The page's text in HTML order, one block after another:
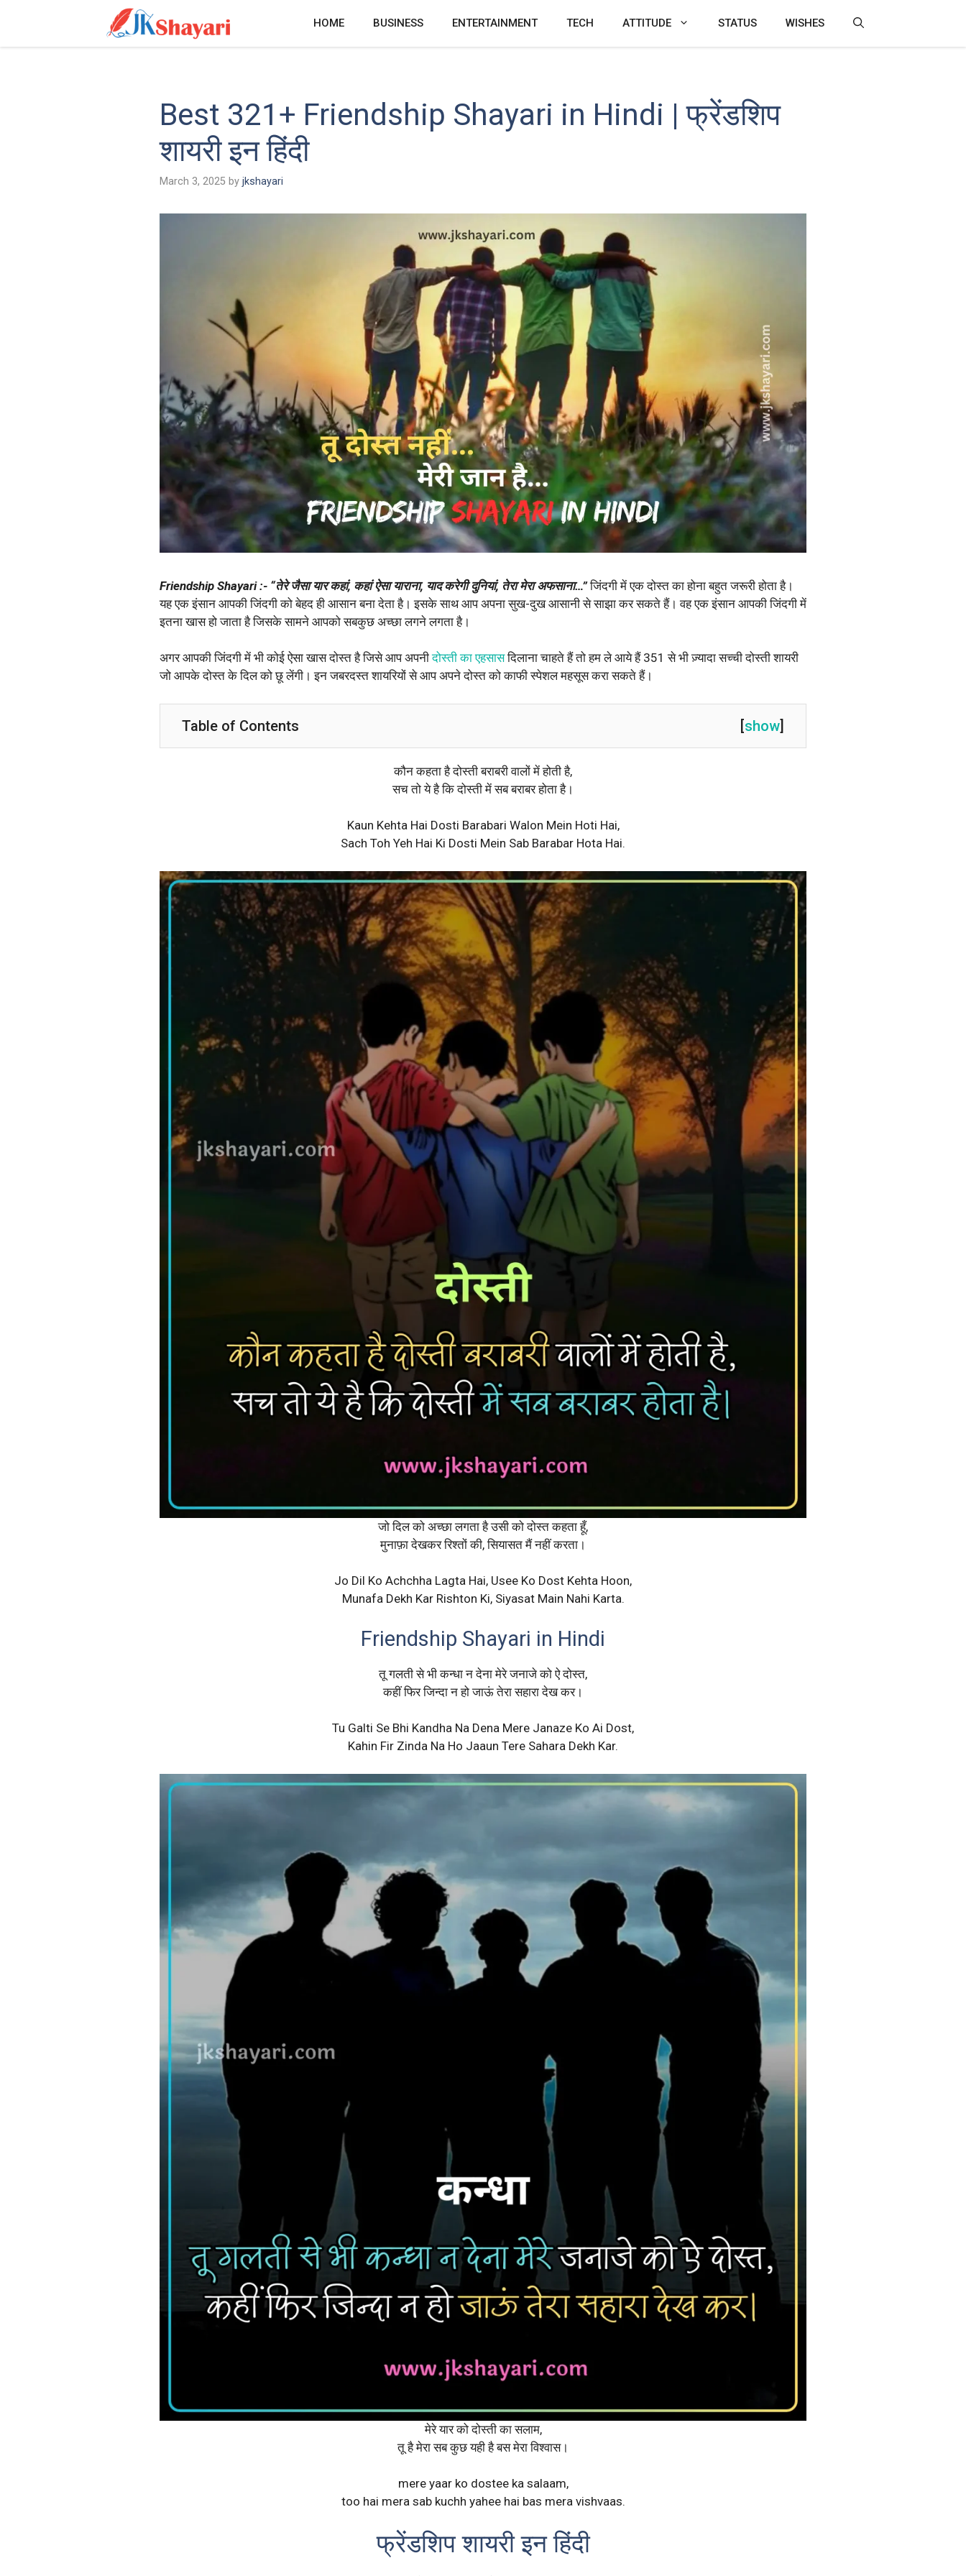
content
HOME BUSINESS ENTERTAINMENT TECH ATTITUDE STATUS WISHES
Best 321+ Friendship Shayari in Hindi | फ्रेंडशिप
शायरी इन हिंदी
March 3, 2025 by jkshayari
Friendship Shayari :- “तेरे जैसा यार कहां, कहां ऐसा याराना, याद करेगी दुनियां, तेरा मेरा अफसाना…”जिंदगी में एक दोस्त का होना बहुत जरूरी होता है।
यह एक इंसान आपकी जिंदगी को बेहद ही आसान बना देता है। इसके साथ आप अपना सुख-दुख आसानी से साझा कर सकते हैं। वह एक इंसान आपकी जिंदगी में
इतना खास हो जाता है जिसके सामने आपको सबकुछ अच्छा लगने लगता है।
अगर आपकी जिंदगी में भी कोई ऐसा खास दोस्त है जिसे आप अपनीदोस्ती का एहसासदिलाना चाहते हैं तो हम ले आये हैं 351 से भी ज़्यादा सच्ची दोस्ती शायरी
जो आपके दोस्त के दिल को छू लेंगी। इन जबरदस्त शायरियों से आप अपने दोस्त को काफी स्पेशल महसूस करा सकते हैं।
Table of Contents [show]
कौन कहता है दोस्ती बराबरी वालों में होती है,
सच तो ये है कि दोस्ती में सब बराबर होता है।
Kaun Kehta Hai Dosti Barabari Walon Mein Hoti Hai,
Sach Toh Yeh Hai Ki Dosti Mein Sab Barabar Hota Hai.
जो दिल को अच्छा लगता है उसी को दोस्त कहता हूँ,
मुनाफ़ा देखकर रिश्तों की, सियासत मैं नहीं करता।
Jo Dil Ko Achchha Lagta Hai, Usee Ko Dost Kehta Hoon,
Munafa Dekh Kar Rishton Ki, Siyasat Main Nahi Karta.
Friendship Shayari in Hindi
तू गलती से भी कन्धा न देना मेरे जनाजे को ऐ दोस्त,
कहीं फिर जिन्दा न हो जाऊं तेरा सहारा देख कर।
Tu Galti Se Bhi Kandha Na Dena Mere Janaze Ko Ai Dost,
Kahin Fir Zinda Na Ho Jaaun Tere Sahara Dekh Kar.
मेरे यार को दोस्ती का सलाम,
तू है मेरा सब कुछ यही है बस मेरा विश्वास।
mere yaar ko dostee ka salaam,
too hai mera sab kuchh yahee hai bas mera vishvaas.
फ्रेंडशिप शायरी इन हिंदी